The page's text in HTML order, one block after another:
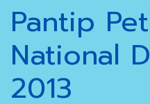
Pantip
National
2013